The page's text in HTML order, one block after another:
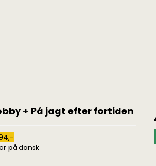
+ På jagt efter fortiden
94,-
på dansk